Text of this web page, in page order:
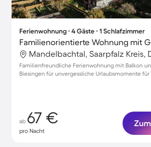
Ferienwohnung ∙ 4 Gäste ∙ 1 Schlafzimmer
Mandelbachtal, Saarpfalz Kreis,
Familienfreundliche Ferienwohnung mit Balkon
Biesingen für unvergessliche Urlaubsmomente für
ab 67 €
pro Nacht